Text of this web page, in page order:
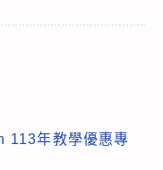
113年教學優惠專